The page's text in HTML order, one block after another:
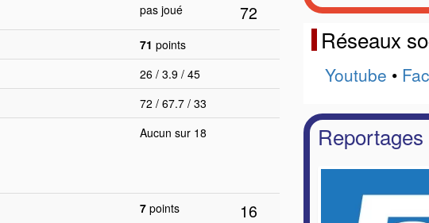
pas joué 72
71 points
26 / 3.9 / 45
72 / 67.7 / 33
Aucun sur 18
7 points 16
Réseaux
Youtube •
Reportages